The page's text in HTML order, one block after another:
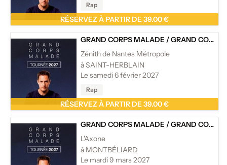
Rap
RÉSERVEZ À PARTIR DE 39.00 €
GRAND CORPS MALADE /GRAND CORPS MALADE - TOURNÉE
Zénith de Nantes Métropole
à SAINT-HERBLAIN
Le samedi 6 février 2027
Rap
RÉSERVEZ À PARTIR DE 39.00 €
GRAND CORPS MALADE /GRAND CORPS MALADE - TOURNÉE
L'Axone
à MONTBÉLIARD
Le mardi 9 mars 2027